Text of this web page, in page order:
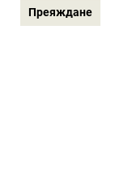
Преяждане